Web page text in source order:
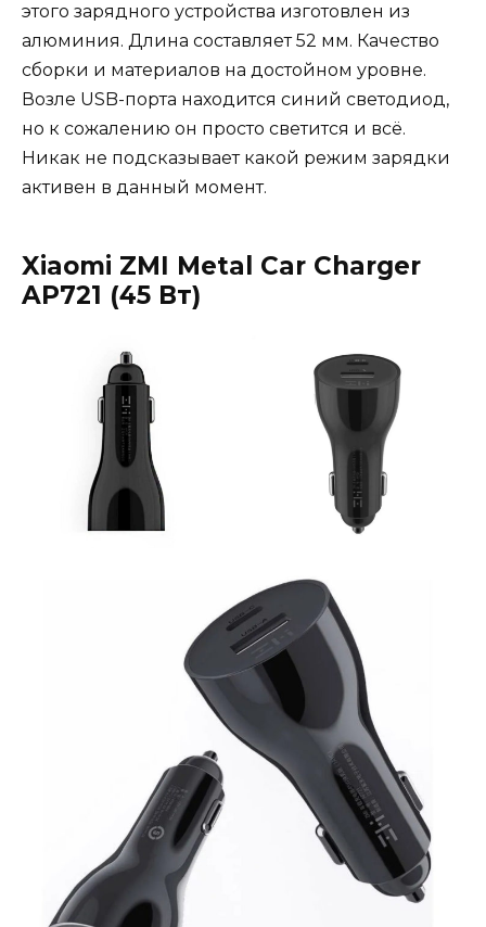
этого зарядного устройства изготовлен из
алюминия. Длина составляет 52 мм. Качество
сборки и материалов на достойном уровне.
Возле USB-порта находится синий светодиод,
но к сожалению он просто светится и всё.
Никак не подсказывает какой режим зарядки
активен в данный момент.
Xiaomi ZMI Metal Car Charger
AP721 (45 Вт)